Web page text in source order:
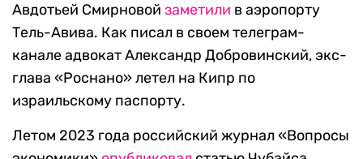
Авдотьей Смирновой заметили в аэропорту
Тель-Авива. Как писал в своем телеграм-
канале адвокат Александр Добровинский, экс-
глава «Роснано» летел на Кипр по
израильскому паспорту.
Летом 2023 года российский журнал «Вопросы